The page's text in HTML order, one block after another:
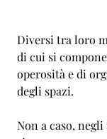
Diversi tra loro
di cui si
operosità e di
degli spazi.
Non a caso,